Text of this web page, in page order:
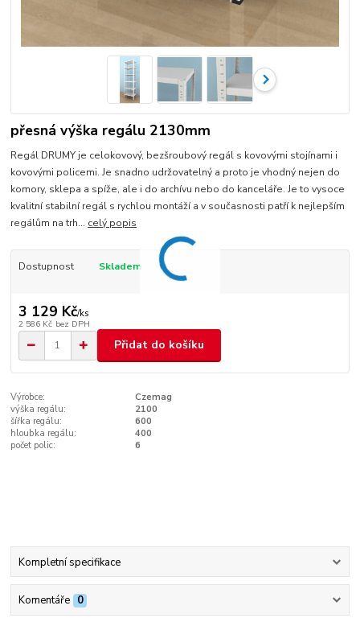
přesná výška regálu 2130mm
Regál DRUMY je celokovový, bezšroubový regál s kovovými stojínami i
kovovými policemi. Je snadno udržovatelný a proto je vhodný nejen do
komory, sklepa a spíže, ale i do archívu nebo do kanceláře. Je to vysoce
kvalitní stabilní regál s rychlou montáží a v současnosti patří k nejlepším
regálům na trh... celý popis
Dostupnost Skladem
3 129 Kč/ks
2 586 Kč bez DPH
Přidat do košíku
Výrobce:
Czemag
výška regálu:
2100
šířka regálu:
600
hloubka regálu:
400
počet polic:
6
Kompletní specifikace
Komentáře 0